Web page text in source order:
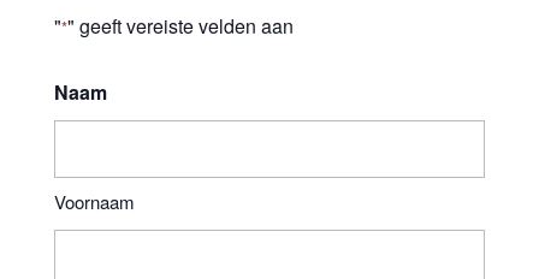
"*" geeft vereiste velden aan
Naam
Voornaam